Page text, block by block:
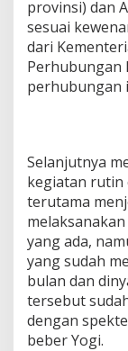
provinsi) dan
sesuai
dari
Perhubungan
perhubungan
Selanjutnya
kegiatan rutin
terutama
yang ada,
yang sudah
bulan dan
tersebut
dengan
beber Yogi.